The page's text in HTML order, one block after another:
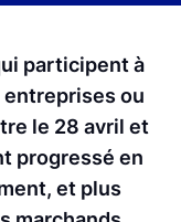
participent à
ou
le 28 avril et
progressé en
et plus